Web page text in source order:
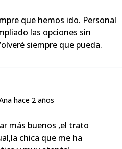
que hemos ido. Personal
las opciones sin
siempre que pueda.
más buenos ,el trato
chica que me ha